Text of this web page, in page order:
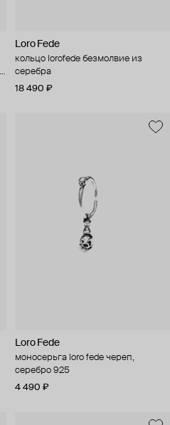
Loro Fede
кольцо lorofede безмолвие из
серебра
18 490 ₽
Loro Fede
моносерьга loro fede череп,
серебро 925
4 490 ₽